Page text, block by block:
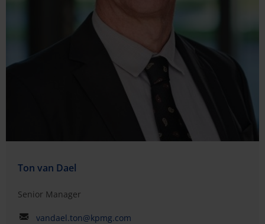
Ton van Dael
Senior Manager
vandael.ton@kpmg.com